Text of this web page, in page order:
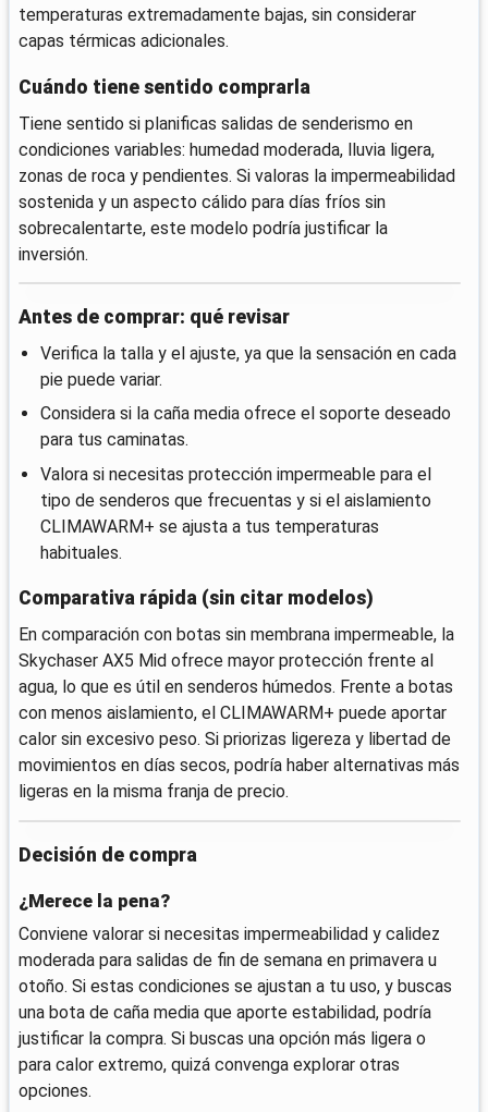
temperaturas extremadamente bajas, sin considerar
capas térmicas adicionales.
Cuándo tiene sentido comprarla
Tiene sentido si planificas salidas de senderismo en
condiciones variables: humedad moderada, lluvia ligera,
zonas de roca y pendientes. Si valoras la impermeabilidad
sostenida y un aspecto cálido para días fríos sin
sobrecalentarte, este modelo podría justificar la
inversión.
Antes de comprar: qué revisar
Verifica la talla y el ajuste, ya que la sensación en cada
pie puede variar.
Considera si la caña media ofrece el soporte deseado
para tus caminatas.
Valora si necesitas protección impermeable para el
tipo de senderos que frecuentas y si el aislamiento
CLIMAWARM+ se ajusta a tus temperaturas
habituales.
Comparativa rápida (sin citar modelos)
En comparación con botas sin membrana impermeable, la
Skychaser AX5 Mid ofrece mayor protección frente al
agua, lo que es útil en senderos húmedos. Frente a botas
con menos aislamiento, el CLIMAWARM+ puede aportar
calor sin excesivo peso. Si priorizas ligereza y libertad de
movimientos en días secos, podría haber alternativas más
ligeras en la misma franja de precio.
Decisión de compra
¿Merece la pena?
Conviene valorar si necesitas impermeabilidad y calidez
moderada para salidas de fin de semana en primavera u
otoño. Si estas condiciones se ajustan a tu uso, y buscas
una bota de caña media que aporte estabilidad, podría
justificar la compra. Si buscas una opción más ligera o
para calor extremo, quizá convenga explorar otras
opciones.